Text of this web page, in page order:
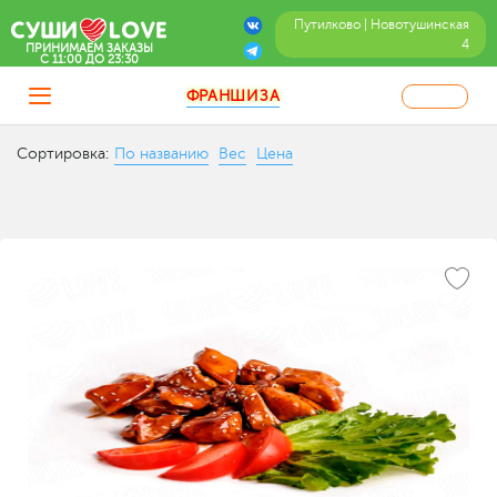
Путилково | Новотушинская
4
ПРИНИМАЕМ ЗАКАЗЫ
C 11:00 ДО 23:30
ФРАНШИЗА
Сортировка: По названию Вес Цена